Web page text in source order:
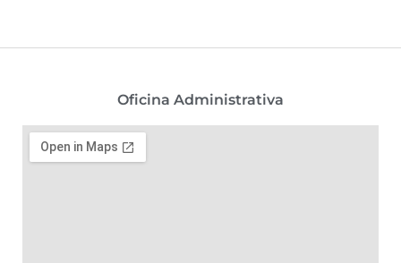
Oficina Administrativa